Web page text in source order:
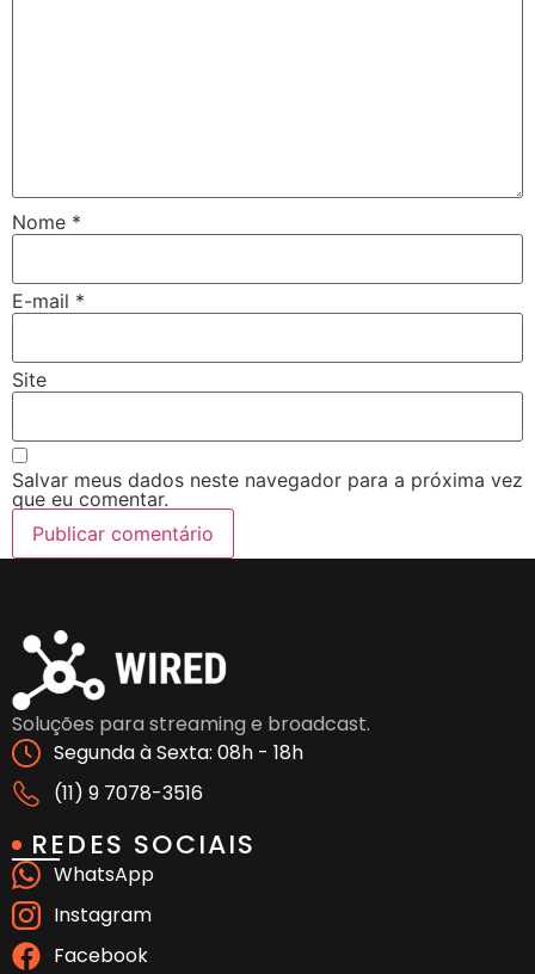
Nome *
E-mail *
Site
Salvar meus dados neste navegador para a próxima vez
que eu comentar.
Soluções para streaming e broadcast.
Segunda à Sexta: 08h - 18h
(11) 9 7078-3516
REDES SOCIAIS
WhatsApp
Instagram
Facebook